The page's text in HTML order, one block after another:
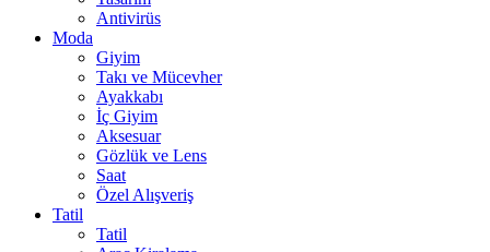
Antivirüs
Moda
Giyim
Takı ve Mücevher
Ayakkabı
İç Giyim
Aksesuar
Gözlük ve Lens
Saat
Özel Alışveriş
Tatil
Tatil